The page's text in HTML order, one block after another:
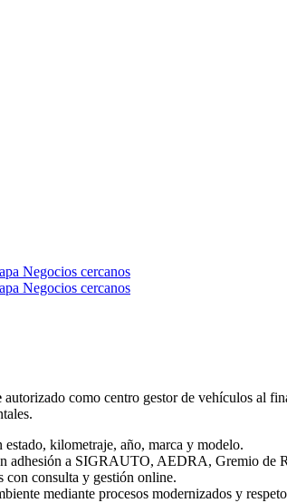
Negocios cercanos
Negocios cercanos
autorizado como centro gestor de vehículos al
estado, kilometraje, año, marca y modelo.
adhesión a SIGRAUTO, AEDRA, Gremio de
con consulta y gestión online.
mediante procesos modernizados y